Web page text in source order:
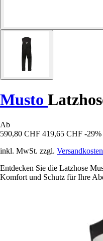
Musto
Ab
590,80 CHF 419,65 CHF -29%
inkl. MwSt. zzgl. Versandkosten
Entdecken Sie die Latzhose
Komfort und Schutz für Ihre